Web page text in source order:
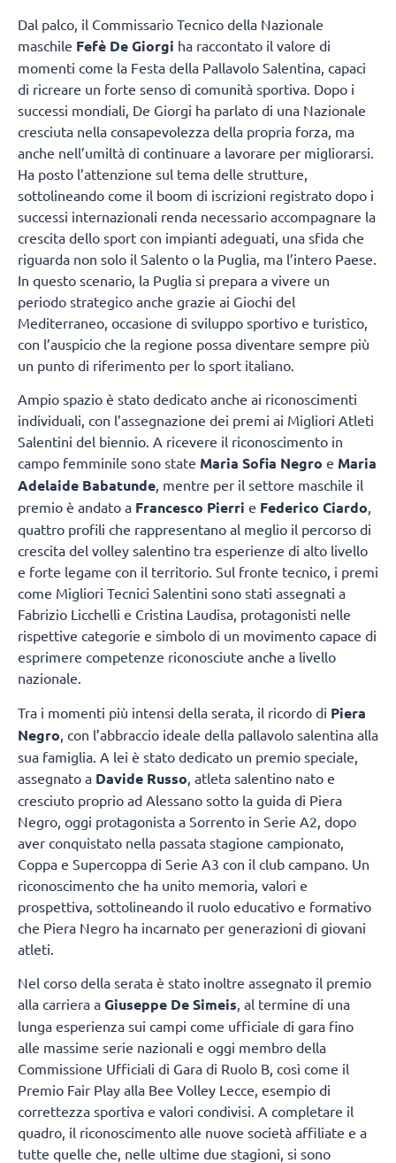
Dal palco, il Commissario Tecnico della Nazionale
maschile Fefè De Giorgi ha raccontato il valore di
momenti come la Festa della Pallavolo Salentina, capaci
di ricreare un forte senso di comunità sportiva. Dopo i
successi mondiali, De Giorgi ha parlato di una Nazionale
cresciuta nella consapevolezza della propria forza, ma
anche nell’umiltà di continuare a lavorare per migliorarsi.
Ha posto l’attenzione sul tema delle strutture,
sottolineando come il boom di iscrizioni registrato dopo i
successi internazionali renda necessario accompagnare la
crescita dello sport con impianti adeguati, una sfida che
riguarda non solo il Salento o la Puglia, ma l’intero Paese.
In questo scenario, la Puglia si prepara a vivere un
periodo strategico anche grazie ai Giochi del
Mediterraneo, occasione di sviluppo sportivo e turistico,
con l’auspicio che la regione possa diventare sempre più
un punto di riferimento per lo sport italiano.
Ampio spazio è stato dedicato anche ai riconoscimenti
individuali, con l’assegnazione dei premi ai Migliori Atleti
Salentini del biennio. A ricevere il riconoscimento in
campo femminile sono state Maria Sofia Negro e Maria
Adelaide Babatunde, mentre per il settore maschile il
premio è andato a Francesco Pierri e Federico Ciardo,
quattro profili che rappresentano al meglio il percorso di
crescita del volley salentino tra esperienze di alto livello
e forte legame con il territorio. Sul fronte tecnico, i premi
come Migliori Tecnici Salentini sono stati assegnati a
Fabrizio Licchelli e Cristina Laudisa, protagonisti nelle
rispettive categorie e simbolo di un movimento capace di
esprimere competenze riconosciute anche a livello
nazionale.
Tra i momenti più intensi della serata, il ricordo di Piera
Negro , con l’abbraccio ideale della pallavolo salentina alla
sua famiglia. A lei è stato dedicato un premio speciale,
assegnato a Davide Russo , atleta salentino nato e
cresciuto proprio ad Alessano sotto la guida di Piera
Negro, oggi protagonista a Sorrento in Serie A2, dopo
aver conquistato nella passata stagione campionato,
Coppa e Supercoppa di Serie A3 con il club campano. Un
riconoscimento che ha unito memoria, valori e
prospettiva, sottolineando il ruolo educativo e formativo
che Piera Negro ha incarnato per generazioni di giovani
atleti.
Nel corso della serata è stato inoltre assegnato il premio
alla carriera a Giuseppe De Simeis , al termine di una
lunga esperienza sui campi come ufficiale di gara fino
alle massime serie nazionali e oggi membro della
Commissione Ufficiali di Gara di Ruolo B, così come il
Premio Fair Play alla Bee Volley Lecce, esempio di
correttezza sportiva e valori condivisi. A completare il
quadro, il riconoscimento alle nuove società affiliate e a
tutte quelle che, nelle ultime due stagioni, si sono